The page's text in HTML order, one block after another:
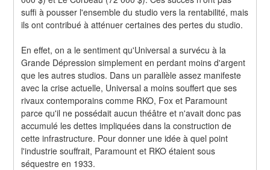
suffi à pousser l'ensemble du studio vers la rentabilité, mais
ils ont contribué à atténuer certaines des pertes du studio.
En effet, on a le sentiment qu'Universal a survécu à la
Grande Dépression simplement en perdant moins d'argent
que les autres studios. Dans un parallèle assez manifeste
avec la crise actuelle, Universal a moins souffert que ses
rivaux contemporains comme RKO, Fox et Paramount
parce qu'il ne possédait aucun théâtre et n'avait donc pas
accumulé les dettes impliquées dans la construction de
cette infrastructure. Pour donner une idée à quel point
l'industrie souffrait, Paramount et RKO étaient sous
séquestre en 1933.